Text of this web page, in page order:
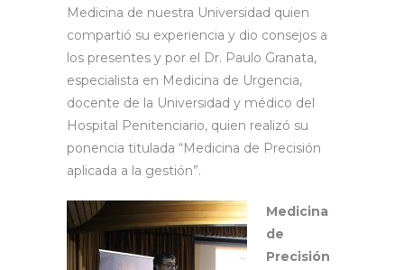
Medicina de nuestra Universidad quien
compartió su experiencia y dio consejos a
los presentes y por el Dr. Paulo Granata,
especialista en Medicina de Urgencia,
docente de la Universidad y médico del
Hospital Penitenciario, quien realizó su
ponencia titulada “Medicina de Precisión
aplicada a la gestión”.
Medicina
de
Precisión